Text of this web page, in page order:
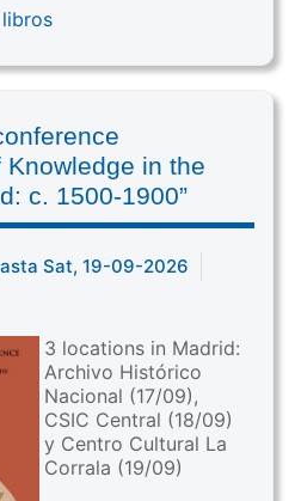
Knowledge in the
c. 1500-1900”
Sat, 19-09-2026
3 locations in Madrid:
Archivo Histórico
Nacional (17/09),
CSIC Central (18/09)
y Centro Cultural La
Corrala (19/09)